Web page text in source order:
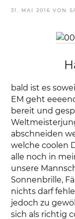
VERÖFFENTLICHT
31. MAI 2016 VON
bald ist es
EM geht
bereit und
abschneiden
welche coolen
alle noch in
unsere
Sonnenbrille,
nichts darf
jedoch zu
sich als richtig